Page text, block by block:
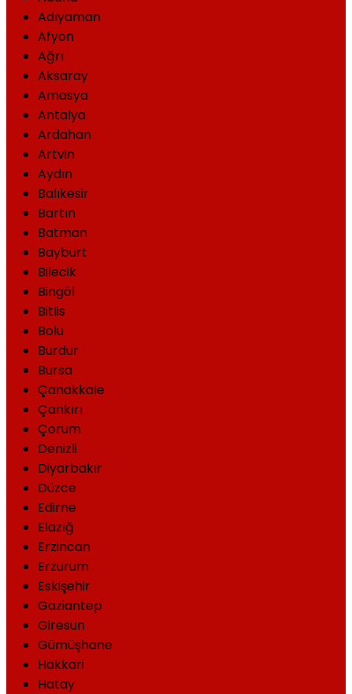
Adıyaman
Afyon
Ağrı
Aksaray
Amasya
Antalya
Ardahan
Artvin
Aydın
Balıkesir
Bartın
Batman
Bayburt
Bilecik
Bingöl
Bitlis
Bolu
Burdur
Bursa
Çanakkale
Çankırı
Çorum
Denizli
Diyarbakır
Düzce
Edirne
Elazığ
Erzincan
Erzurum
Eskişehir
Gaziantep
Giresun
Gümüşhane
Hakkari
Hatay